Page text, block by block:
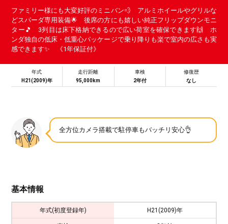
ファミリー様にも大変好評のミニバン💨 アルミホイールやグリルな
どスパーダ専用装備🌟 後席の方にも嬉しい純正フリップダウンモニ
ター🎵 3列目は床下格納できるので広い荷室を確保できます🙌 ホ
ンダ独自の低床・低重心パッケージで乗り降りも楽で室内の広さも実
感できます✨ 《1年保証付》
年式
H21(2009)年
走行距離
95,000km
車検
2年付
修復歴
なし
全方位カメラ搭載で駐停車もバッチリ安心👌
基本情報
年式(初度登録年) H21(2009)年